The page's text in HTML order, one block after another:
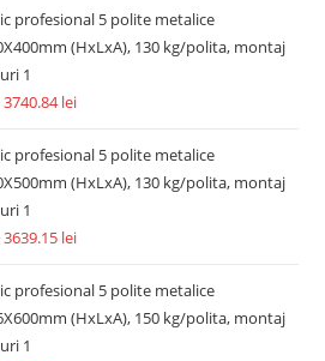
profesional 5 polite metalice
(HxLxA), 130 kg/polita, montaj
1
3740.84lei
profesional 5 polite metalice
(HxLxA), 130 kg/polita, montaj
1
3639.15 lei
profesional 5 polite metalice
(HxLxA), 150 kg/polita, montaj
1